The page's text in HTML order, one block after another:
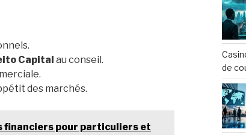
Capital au conseil.
des marchés.
financiers pour particuliers et
de